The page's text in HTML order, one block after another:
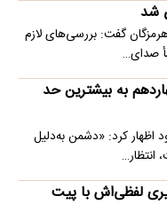
شد
گفت: بررسی‌های لازم
صدای…
به بیشترین حد
اظهار کرد: «دشمن به‌دلیل
انتظار…
لفظی‌اش با پیت